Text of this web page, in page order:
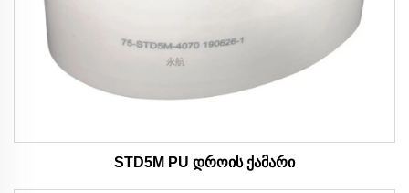
STD5M PU დროის ქამარი